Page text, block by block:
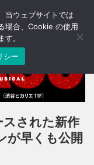
T
o
n
v
i
g
a
された新作
が早くも公開
当ウェブサイトでは
場合、Cookie の使用
。
シー